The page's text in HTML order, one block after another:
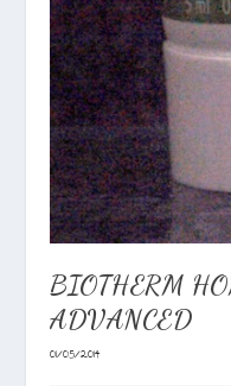
BIOTHERM
ADVANCED
01/05/2014